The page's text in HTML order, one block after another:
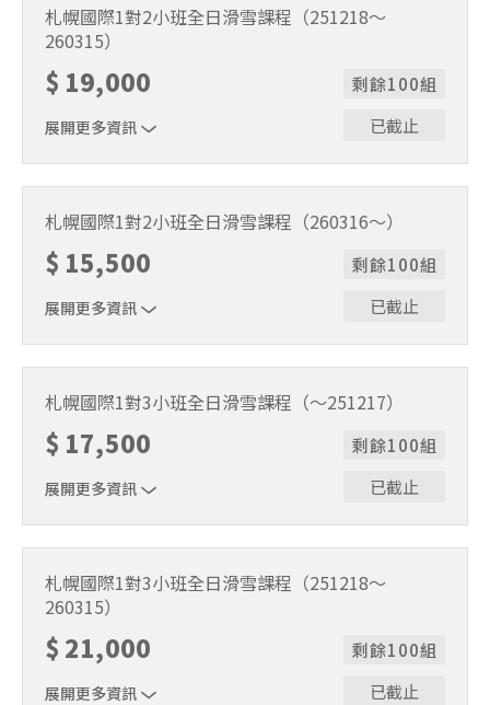
程時間9:30～15:30（含午休1小時）。
札幌國際1對2小班全日滑雪課程（251218～
260315）
$ 19,000
展開更多資訊
剩餘100組
已截止
程時間9:30～15:30（含午休1小時）。
札幌國際1對2小班全日滑雪課程（260316～）
$ 15,500
展開更多資訊
剩餘100組
已截止
時間9:30～15:30（含午休1小時）。
札幌國際1對3小班全日滑雪課程（～251217）
$ 17,500
展開更多資訊
剩餘100組
已截止
程時間9:30～15:30（含午休1小時）。
札幌國際1對3小班全日滑雪課程（251218～
260315）
$ 21,000
展開更多資訊
剩餘100組
已截止